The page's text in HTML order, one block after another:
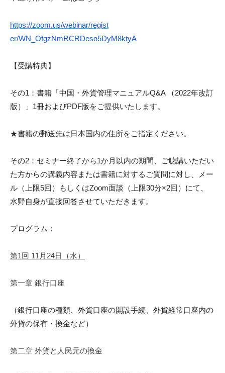
https://zoom.us/webinar/regist
er/WN_OfgzNmRCRDeso5DyM8ktyA
【受講特典】
その1：書籍「中国・外貨管理マニュアルQ&A （2022年改訂
版）」1冊およびPDF版をご提供いたします。
★書籍の郵送先は日本国内の住所をご指定ください。
その2：セミナー終了から1か月以内の期間、ご聴講いただい
た方からの講義内容または書籍に対するご質問に対し、メー
ル（上限5回）もしくはZoom面談 （上限30分×2回）にて、
水野自身が直接回答させていただきます。
プログラム：
第1回 11月24日（水）
第一章 銀行口座
（銀行口座の種類、外貨口座の開設手続、外貨経常口座内の
外貨の保有・換金など）
第二章 外貨と人民元の換金